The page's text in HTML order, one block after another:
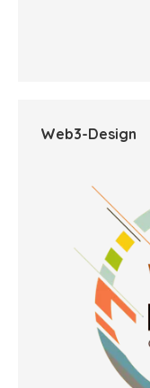
Web3-Design